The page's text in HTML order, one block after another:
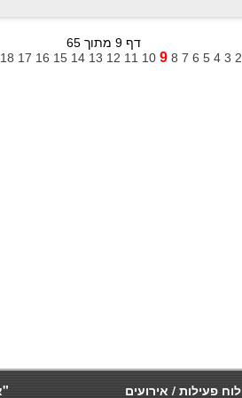
דף 9 מתוך 65
2
3
4
5
6
7
8
9
10
11
12
13
14
15
16
17
18
לוח פעילות / אירועים